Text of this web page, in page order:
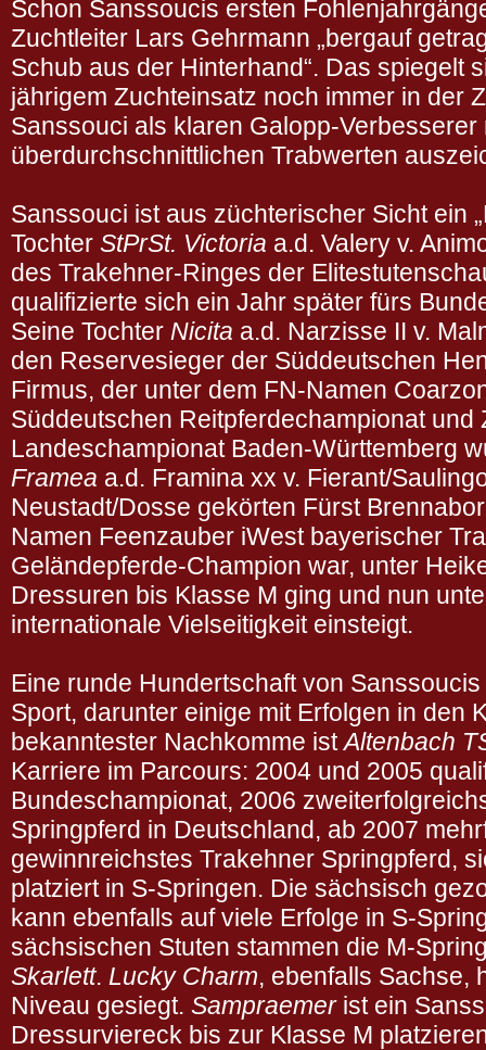
Schon Sanssoucis ersten
Zuchtleiter Lars Gehrmann „bergauf
Schub aus der Hinterhand“. Das spiegelt
jährigem Zuchteinsatz noch immer in der
Sanssouci als klaren Galopp-Verbesserer
überdurchschnittlichen Trabwerten
Sanssouci ist aus züchterischer Sicht ein
Tochter StPrSt. Victoria a.d. Valery v.
des Trakehner-Ringes der
qualifizierte sich ein Jahr später fürs
Seine Tochter Nicita a.d. Narzisse II v.
den Reservesieger der Süddeutschen
Firmus, der unter dem FN-Namen
Süddeutschen Reitpferdechampionat und
Landeschampionat Baden-Württemberg
Framea a.d. Framina xx v. Fierant/
Neustadt/Dosse gekörten Fürst
Namen Feenzauber iWest bayerischer
Geländepferde-Champion war, unter
Dressuren bis Klasse M ging und nun
internationale Vielseitigkeit einsteigt.
Eine runde Hundertschaft von
Sport, darunter einige mit Erfolgen in den
bekanntester Nachkomme istAltenbach
Karriere im Parcours: 2004 und 2005
Bundeschampionat, 2006
Springpferd in Deutschland, ab 2007
gewinnreichstes Trakehner Springpferd,
platziert in S-Springen. Die sächsisch
kann ebenfalls auf viele Erfolge in S-
sächsischen Stuten stammen die M-
Skarlett. Lucky Charm, ebenfalls Sachse,
Niveau gesiegt. Sampraemerist ein
Dressurviereck bis zur Klasse M